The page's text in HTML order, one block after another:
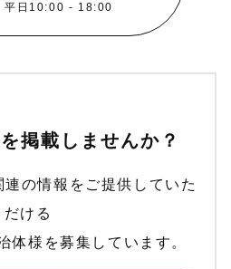
平日10:00 - 18:00
掲載しませんか？
の情報をご提供していた
だける
体様を募集しています。